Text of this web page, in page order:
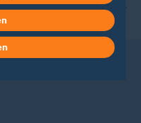
du in unserer